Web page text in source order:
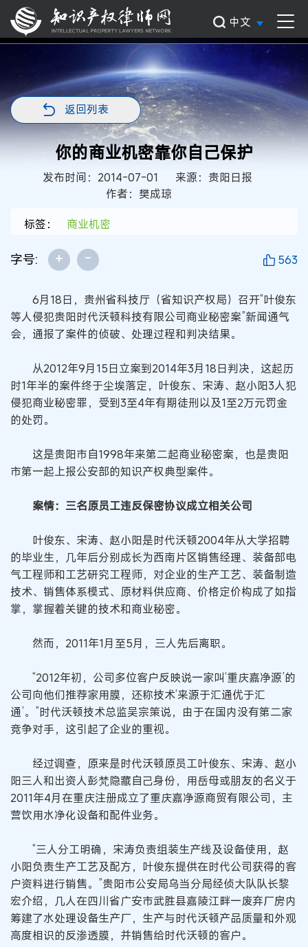
中文
返回列表
你的商业机密靠你自己保护
发布时间：2014-07-01
来源：贵阳日报
作者：樊成琼
标签：
商业机密
字号: + - 563
6月18日，贵州省科技厅（省知识产权局）召开“叶俊东
等人侵犯贵阳时代沃顿科技有限公司商业秘密案”新闻通气
会，通报了案件的侦破、处理过程和判决结果。
从2012年9月15日立案到2014年3月18日判决，这起历
时1年半的案件终于尘埃落定，叶俊东、宋涛、赵小阳3人犯
侵犯商业秘密罪，受到3至4年有期徒刑以及1至2万元罚金
的处罚。
这是贵阳市自1998年来第二起商业秘密案，也是贵阳
市第一起上报公安部的知识产权典型案件。
案情：三名原员工违反保密协议成立相关公司
叶俊东、宋涛、赵小阳是时代沃顿2004年从大学招聘
的毕业生，几年后分别成长为西南片区销售经理、装备部电
气工程师和工艺研究工程师，对企业的生产工艺、装备制造
技术、销售体系模式、原材料供应商、价格定价构成了如指
掌，掌握着关键的技术和商业秘密。
然而，2011年1月至5月，三人先后离职。
“2012年初，公司多位客户反映说一家叫‘重庆嘉净源’的
公司向他们推荐家用膜，还称技术‘来源于汇通优于汇
通’。”时代沃顿技术总监吴宗策说，由于在国内没有第二家
竞争对手，这引起了企业的重视。
经过调查，原来是时代沃顿原员工叶俊东、宋涛、赵小
阳三人和出资人彭梵隐藏自己身份，用岳母或朋友的名义于
2011年4月在重庆注册成立了重庆嘉净源商贸有限公司，主
营饮用水净化设备和配件业务。
“三人分工明确，宋涛负责组装生产线及设备使用，赵
小阳负责生产工艺及配方，叶俊东提供在时代公司获得的客
户资料进行销售。”贵阳市公安局乌当分局经侦大队队长黎
宏介绍，几人在四川省广安市武胜县嘉陵江畔一废弃厂房内
筹建了水处理设备生产厂，生产与时代沃顿产品质量和外观
高度相识的反渗透膜，并销售给时代沃顿的客户。